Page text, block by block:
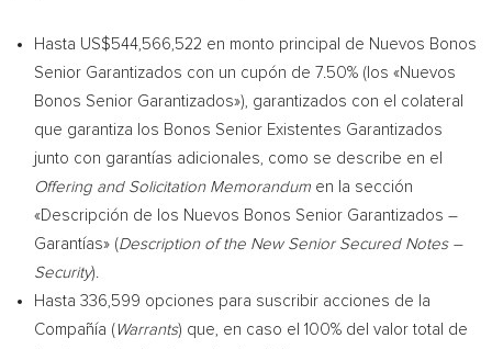
Hasta US$544,566,522 en monto principal de Nuevos Bonos
Senior Garantizados con un cupón de 7.50% (los «Nuevos
Bonos Senior Garantizados»), garantizados con el colateral
que garantiza los Bonos Senior Existentes Garantizados
junto con garantías adicionales, como se describe en el
Offering and Solicitation Memorandum en la sección
«Descripción de los Nuevos Bonos Senior Garantizados –
Garantías» (Description of the New Senior Secured Notes –
Security).
Hasta 336,599 opciones para suscribir acciones de la
Compañía ( Warrants) que, en caso el 100% del valor total de